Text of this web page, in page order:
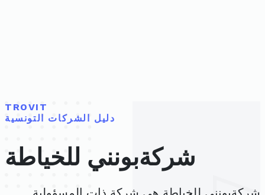
TROVIT
دليل الشركات التونسية
شركةبونني للخياطة